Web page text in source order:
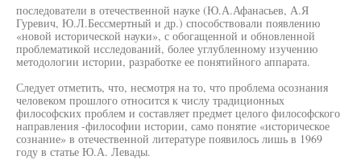
последователи в отечественной науке (Ю.А.Афанасьев, А.Я
Гуревич, Ю.Л.Бессмертный и др.) способствовали появлению
«новой исторической науки», с обогащенной и обновленной
проблематикой исследований, более углубленному изучению
методологии истории, разработке ее понятийного аппарата.
Следует отметить, что, несмотря на то, что проблема осознания
человеком прошлого относится к числу традиционных
философских проблем и составляет предмет целого философского
направления -философии истории, само понятие «историческое
сознание» в отечественной литературе появилось лишь в 1969
году в статье Ю.А. Левады.